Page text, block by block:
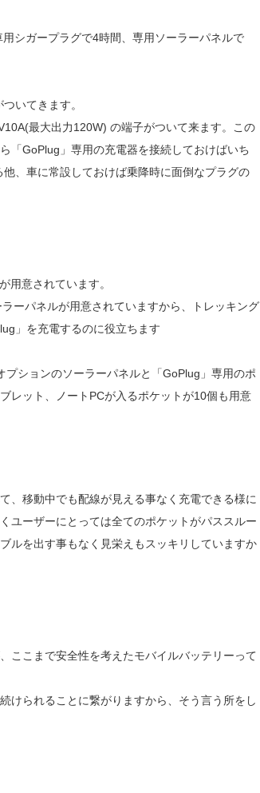
シガープラグで4時間、専用ソーラーパネルで
いてきます。
最大出力120W) の端子がついて来ます。この
「GoPlug」専用の充電器を接続しておけばいち
、車に常設しておけば乗降時に面倒なプラグの
用意されています。
ーパネルが用意されていますから、トレッキング
」を充電するのに役立ちます
ションのソーラーパネルと「GoPlug」専用のポ
レット、ノートPCが入るポケットが10個も用意
、移動中でも配線が見える事なく充電できる様に
ユーザーにとっては全てのポケットがパススルー
ルを出す事もなく見栄えもスッキリしていますか
ここまで安全性を考えたモバイルバッテリーって
けられることに繋がりますから、そう言う所をし